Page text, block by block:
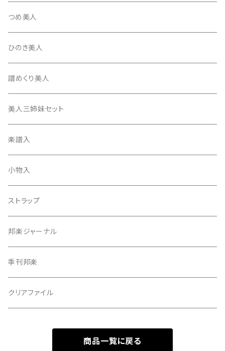
三角柱入
13絃用琴台（低）
13絃用琴台（高）
桐柱箱
消音フェルト
一丁撥入
三角撥入（ファスナー式）
撥
長唄・民謡撥
地唄撥
撥さや
撥滑り止めゴム
ひざゴム・胴ゴム・おひざもと
天神袋
天神巾着
指すり
つぼシール
撥皮・撥皮のり
胴板
つめ美人
ひのき美人
譜めくり美人
美人三姉妹セット
楽譜入
小物入
ストラップ
邦楽ジャーナル
季刊邦楽
クリアファイル
商品一覧に戻る